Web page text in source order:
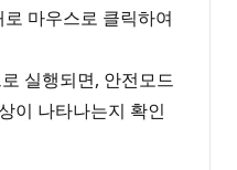
마우스로 클릭하여
실행되면, 안전모드
이 나타나는지 확인